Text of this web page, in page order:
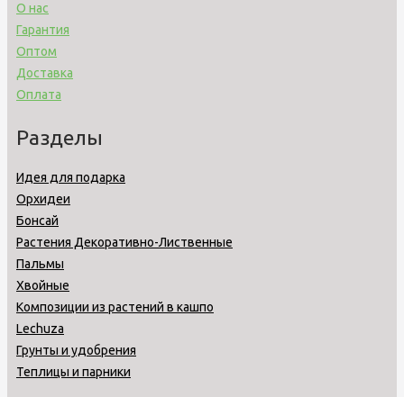
О нас
Гарантия
Оптом
Доставка
Оплата
Разделы
Идея для подарка
Орхидеи
Бонсай
Растения Декоративно-Лиственные
Пальмы
Хвойные
Композиции из растений в кашпо
Lechuza
Грунты и удобрения
Теплицы и парники